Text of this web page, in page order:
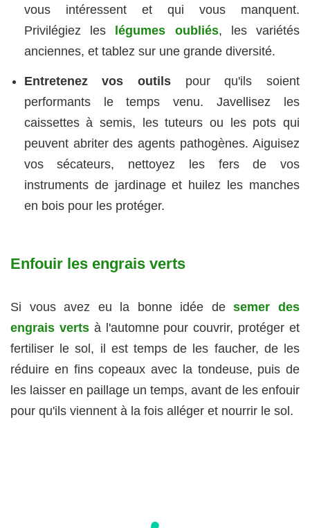
vous intéressent et qui vous manquent.
Privilégiez les
légumes oubliés, les variétés
anciennes, et tablez sur une grande diversité.
Entretenez vos outils pour qu'ils soient
performants le temps venu. Javellisez les
caissettes à semis, les tuteurs ou les pots qui
peuvent abriter des agents pathogènes. Aiguisez
vos sécateurs, nettoyez les fers de vos
instruments de jardinage et huilez les manches
en bois pour les protéger.
Enfouir les engrais verts
Si vous avez eu la bonne idée desemer des
engrais vertsà l'automne pour couvrir, protéger et
fertiliser le sol, il est temps de les faucher, de les
réduire en fins copeaux avec la tondeuse, puis de
les laisser en paillage un temps, avant de les enfouir
pour qu'ils viennent à la fois alléger et nourrir le sol.